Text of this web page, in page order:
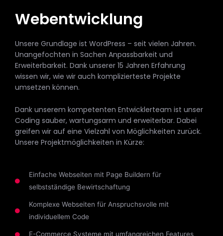
Webentwicklung
Unsere Grundlage ist WordPress – seit vielen Jahren.
Unangefochten in Sachen Anpassbarkeit und
Erweiterbarkeit. Dank unserer 15 Jahren Erfahrung
wissen wir, wie wir auch komplizierteste Projekte
umsetzen können.
Dank unserem kompetenten Entwicklerteam ist unser
Coding sauber, wartungsarm und erweiterbar. Dabei
greifen wir auf eine Vielzahl von Möglichkeiten zurück.
Unsere Projektmöglichkeiten in Kürze:
Einfache Webseiten mit Page Buildern für
selbstständige Bewirtschaftung
Komplexe Webseiten für Anspruchsvolle mit
individuellem Code
E-Commerce Systeme mit umfangreichen Features